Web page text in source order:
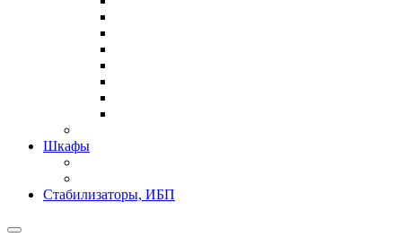
Шкафы
Стабилизаторы, ИБП